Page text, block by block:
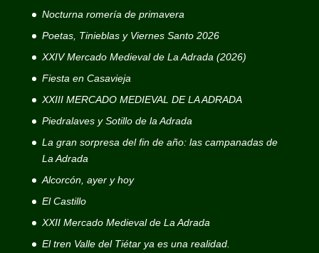
Nocturna romería de primavera
Poetas, Tinieblas y Viernes Santo 2026
XXIV Mercado Medieval de La Adrada (2026)
Fiesta en Casavieja
XXIII MERCADO MEDIEVAL DE LA ADRADA
Piedralaves y Sotillo de la Adrada
La gran sorpresa del fin de año: las campanadas de
La Adrada
Alcorcón, ayer y hoy
El Castillo
XXII Mercado Medieval de La Adrada
El tren Valle del Tiétar ya es una realidad.